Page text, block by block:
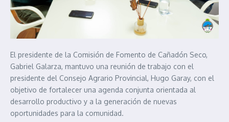
El presidente de la Comisión de Fomento de Cañadón Seco,
Gabriel Galarza, mantuvo una reunión de trabajo con el
presidente del Consejo Agrario Provincial, Hugo Garay, con el
objetivo de fortalecer una agenda conjunta orientada al
desarrollo productivo y a la generación de nuevas
oportunidades para la comunidad.